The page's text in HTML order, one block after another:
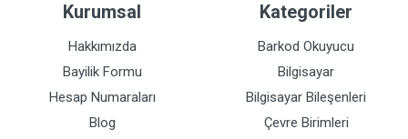
Kurumsal
Hakkımızda
Bayilik Formu
Hesap Numaraları
Blog
Kategoriler
Barkod Okuyucu
Bilgisayar
Bilgisayar Bileşenleri
Çevre Birimleri